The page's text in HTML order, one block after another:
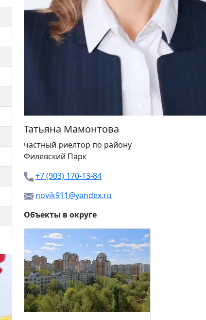
Татьяна Мамонтова
частный риелтор по району
Филевский Парк
+7 (903) 170-13-84
novik911@yandex.ru
Объекты в округе